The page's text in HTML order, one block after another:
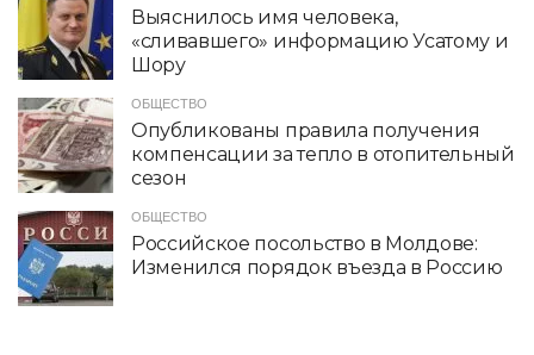
Выяснилось имя человека,
«сливавшего» информацию Усатому и
Шору
ОБЩЕСТВО
Опубликованы правила получения
компенсации за тепло в отопительный
сезон
ОБЩЕСТВО
Российское посольство в Молдове:
Изменился порядок въезда в Россию